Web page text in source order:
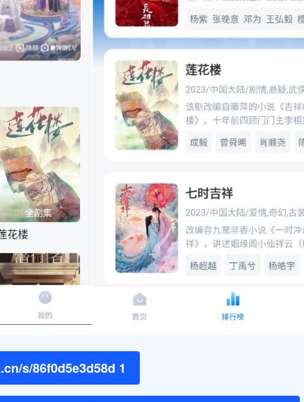
s/86f0d5e3d58d 1